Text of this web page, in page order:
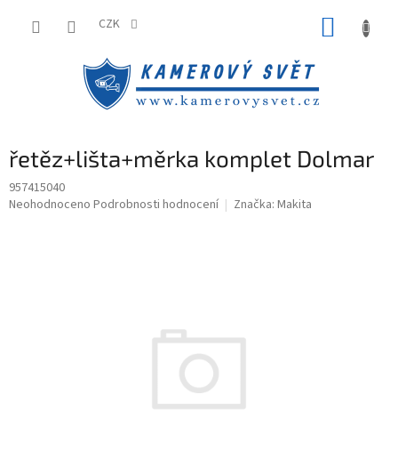
CZK
řetěz+lišta+měrka komplet Dolmar
957415040
Průměrné
Neohodnoceno Podrobnosti hodnocení Značka: Makita